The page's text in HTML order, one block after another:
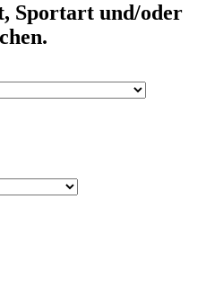
Sportart und/oder